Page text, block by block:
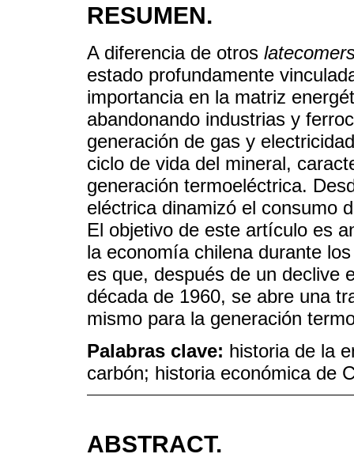
RESUMEN.
A diferencia de otros
estado profundamente
importancia en la matriz
abandonando industrias y
generación de gas y
ciclo de vida del mineral,
generación termoeléctrica.
eléctrica dinamizó el consumo
El objetivo de este artículo es
la economía chilena durante
es que, después de un declive
década de 1960, se abre una
mismo para la generación
Palabras clave: historia de la
carbón; historia económica de
ABSTRACT.